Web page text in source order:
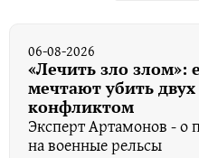
06-08-2026
«Лечить зло злом»:
мечтают убить
конфликтом
Эксперт Артамонов - о
на военные рельсы